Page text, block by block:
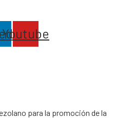
Youtube
para la promoción de la